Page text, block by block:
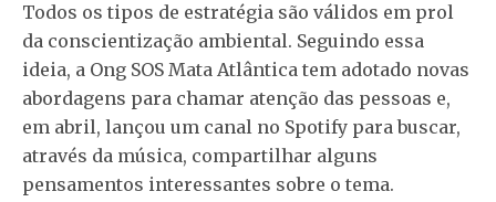
Todos os tipos de estratégia são válidos em prol
da conscientização ambiental. Seguindo essa
ideia, a Ong SOS Mata Atlântica tem adotado novas
abordagens para chamar atenção das pessoas e,
em abril, lançou um canal no Spotify para buscar,
através da música, compartilhar alguns
pensamentos interessantes sobre o tema.